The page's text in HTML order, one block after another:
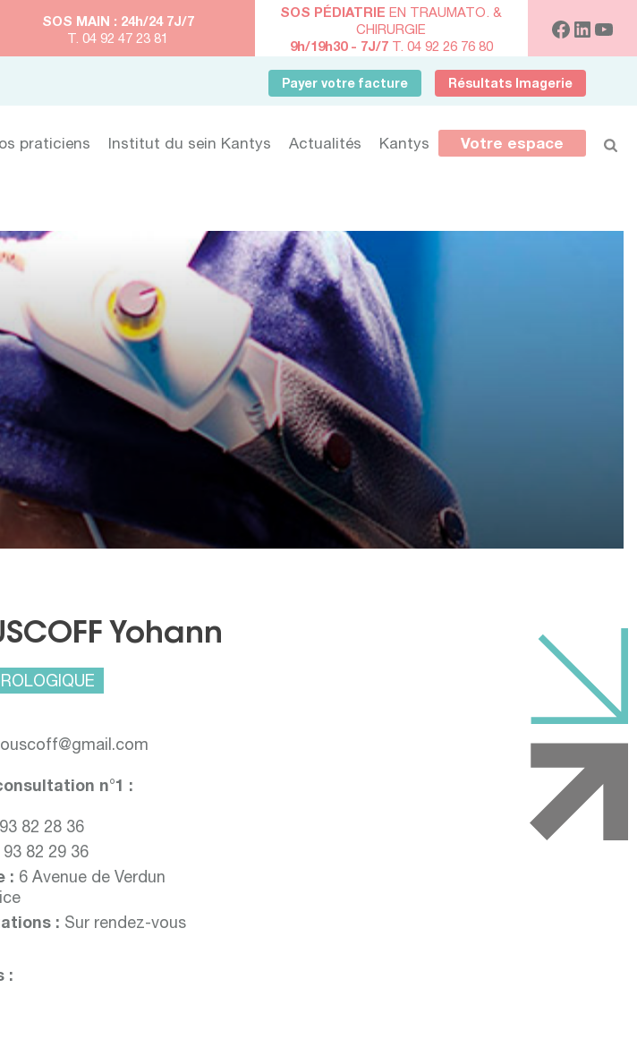
SOS MAIN : 24h/24 7J/7
T. 04 92 47 23 81
SOS PÉDIATRIE EN TRAUMATO. &
CHIRURGIE
9h/19h30 - 7J/7T. 04 92 26 76 80
Payer votre facture Résultats Imagerie
praticiens Institut du sein Kantys Actualités Kantys Votre espace
Yohann
n°1 :
82 28 36
93 82 29 36
: 6 Avenue de Verdun
: Sur rendez-vous
: